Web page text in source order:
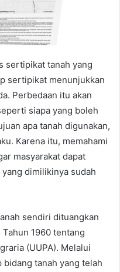
sertipikat tanah yang
sertipikat menunjukkan
Perbedaan itu akan
siapa yang boleh
apa tanah digunakan,
Karena itu, memahami
masyarakat dapat
dimilikinya sudah
sendiri dituangkan
1960 tentang
(UUPA). Melalui
tanah yang telah